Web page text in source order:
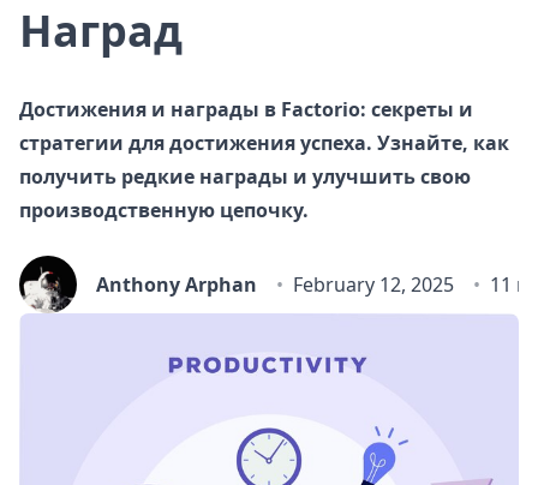
Наград
Достижения и награды в Factorio: секреты и
стратегии для достижения успеха. Узнайте, как
получить редкие награды и улучшить свою
производственную цепочку.
Anthony Arphan February 12, 2025 11